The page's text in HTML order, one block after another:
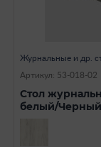
Журнальные и др.
Артикул: 53-018-02
Стол
белый/